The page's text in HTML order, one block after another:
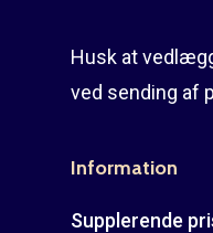
Husk at
ved sending af
Information
Supplerende